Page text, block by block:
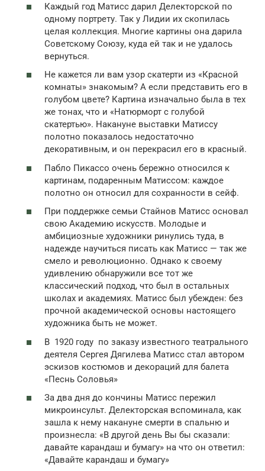
Каждый год Матисс дарил Делекторской по
одному портрету. Так у Лидии их скопилась
целая коллекция. Многие картины она дарила
Советскому Союзу, куда ей так и не удалось
вернуться.
Не кажется ли вам узор скатерти из «Красной
комнаты» знакомым? А если представить его в
голубом цвете? Картина изначально была в тех
же тонах, что и «Натюрморт с голубой
скатертью». Накануне выставки Матиссу
полотно показалось недостаточно
декоративным, и он перекрасил его в красный.
Пабло Пикассо очень бережно относился к
картинам, подаренным Матиссом: каждое
полотно он относил для сохранности в сейф.
При поддержке семьи Стайнов Матисс основал
свою Академию искусств. Молодые и
амбициозные художники ринулись туда, в
надежде научиться писать как Матисс — так же
смело и революционно. Однако к своему
удивлению обнаружили все тот же
классический подход, что был в остальных
школах и академиях. Матисс был убежден: без
прочной академической основы настоящего
художника быть не может.
В 1920 году по заказу известного театрального
деятеля Сергея Дягилева Матисс стал автором
эскизов костюмов и декораций для балета
«Песнь Соловья»
За два дня до кончины Матисс пережил
микроинсульт. Делекторская вспоминала, как
зашла к нему накануне смерти в спальню и
произнесла: «В другой день Вы бы сказали:
давайте карандаш и бумагу» на что он ответил:
«Давайте карандаш и бумагу»